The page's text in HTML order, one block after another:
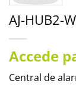
AJ-HUB2-W
Accede
Central de